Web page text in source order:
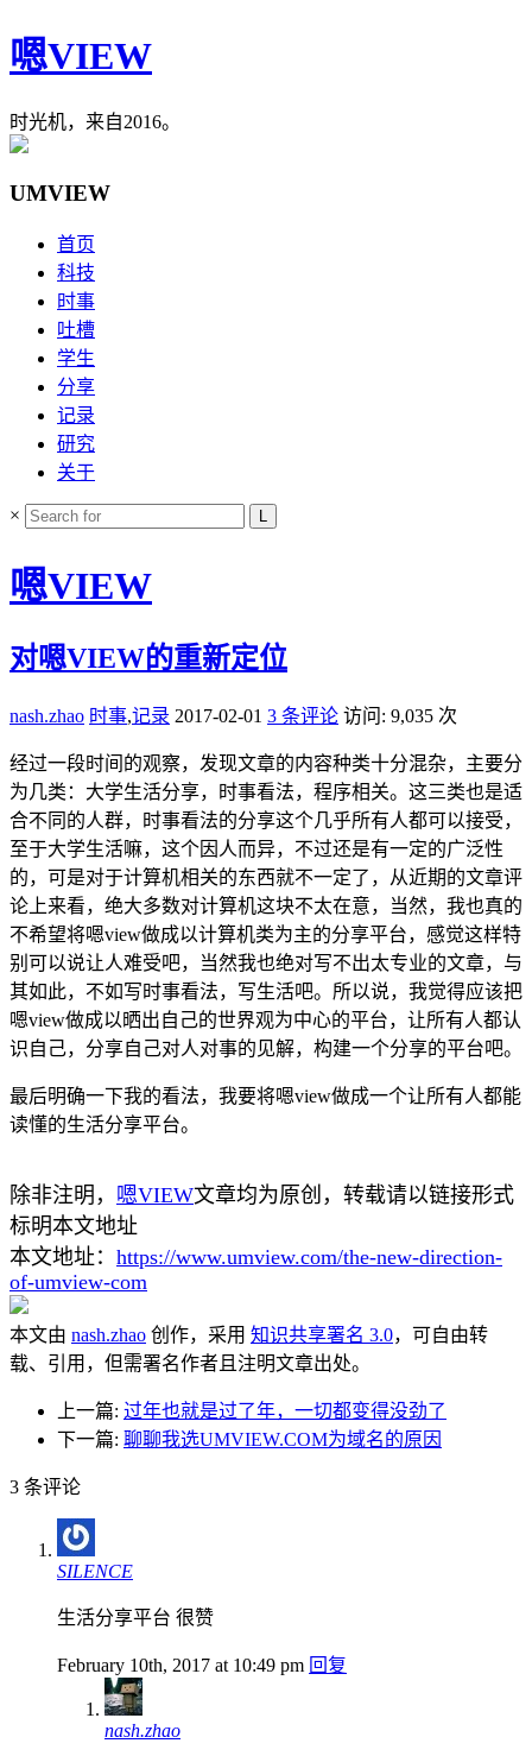
嗯VIEW
时光机，来自2016。
UMVIEW
首页
科技
时事
吐槽
学生
分享
记录
研究
关于
×
嗯VIEW
对嗯VIEW的重新定位
nash.zhao 时事,记录 2017-02-01 3 条评论 访问: 9,035 次
经过一段时间的观察，发现文章的内容种类十分混杂，主要分
为几类：大学生活分享，时事看法，程序相关。这三类也是适
合不同的人群，时事看法的分享这个几乎所有人都可以接受，
至于大学生活嘛，这个因人而异，不过还是有一定的广泛性
的，可是对于计算机相关的东西就不一定了，从近期的文章评
论上来看，绝大多数对计算机这块不太在意，当然，我也真的
不希望将嗯view做成以计算机类为主的分享平台，感觉这样特
别可以说让人难受吧，当然我也绝对写不出太专业的文章，与
其如此，不如写时事看法，写生活吧。所以说，我觉得应该把
嗯view做成以晒出自己的世界观为中心的平台，让所有人都认
识自己，分享自己对人对事的见解，构建一个分享的平台吧。
最后明确一下我的看法，我要将嗯view做成一个让所有人都能
读懂的生活分享平台。
除非注明， 嗯VIEW文章均为原创，转载请以链接形式
标明本文地址
本文地址： https://www.umview.com/the-new-direction-
of-umview-com
本文由 nash.zhao 创作，采用 知识共享署名 3.0，可自由转
载、引用，但需署名作者且注明文章出处。
上一篇: 过年也就是过了年，一切都变得没劲了
下一篇: 聊聊我选UMVIEW.COM为域名的原因
3 条评论
SILENCE
生活分享平台 很赞
February 10th, 2017 at 10:49 pm 回复
nash.zhao